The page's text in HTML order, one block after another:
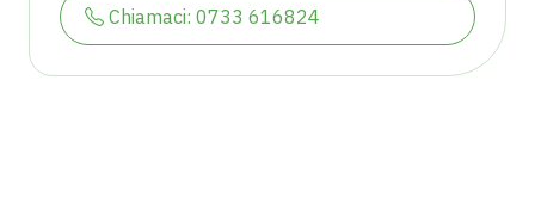
Chiamaci: 0733 616824